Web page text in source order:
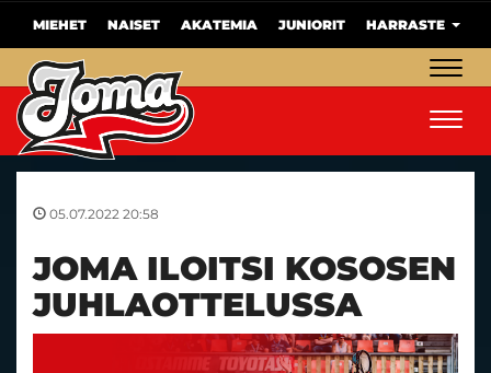
MIEHET NAISET AKATEMIA JUNIORIT HARRASTE
05.07.2022 20:58
JOMA ILOITSI KOSOSEN
JUHLAOTTELUSSA